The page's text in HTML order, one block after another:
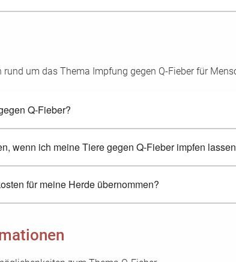
rund um das Thema Impfung gegen Q-Fieber für
Q-Fieber?
wenn ich meine Tiere gegen Q-Fieber impfen
für meine Herde übernommen?